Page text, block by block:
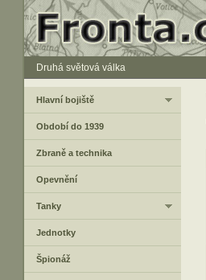
Druhá světová válka
Hlavní bojiště
Období do 1939
Zbraně a technika
Opevnění
Tanky
Jednotky
Špionáž